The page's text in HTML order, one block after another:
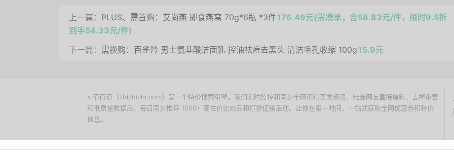
上一篇： PLUS、需首购：艾尚燕 即食燕窝 70g*6瓶 *3件176.49元(需凑单，合58.83元/件，限时9.5折
到手54.33元/件)
下一篇： 需换购：百雀羚 男士氨基酸洁面乳 控油祛痘去黑头 清洁毛孔收缩 100g 15.9元
» 值值值（zhizhizhi.com）是一个特价搜索引擎。我们实时监控和同步全网值得买类资讯，结合网友直接爆料，去掉重复
和低质量数据后，每日同步推荐 1000+ 高性价比商品和打折促销活动。让你在第一时间，一站式获取全网优惠券和特价
信息。